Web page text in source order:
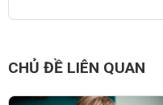
CHỦ ĐỀ LIÊN QUAN